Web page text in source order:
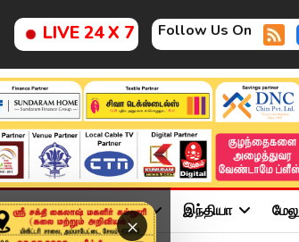
LIVE 24 X 7 Follow Us On
×
அரசியல் விளையாட்டு இந்தியா